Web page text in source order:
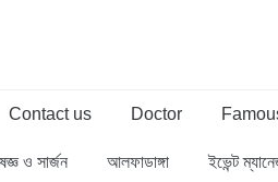
Contact us Doctor
ও সার্জন আলফাডাঙ্গা ইভেন্ট